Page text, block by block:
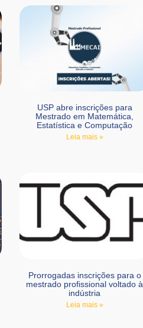
USP abre inscrições para
Mestrado em Matemática,
Estatística e Computação
Leia mais »
Prorrogadas inscrições para o
mestrado profissional voltado à
indústria
Leia mais »